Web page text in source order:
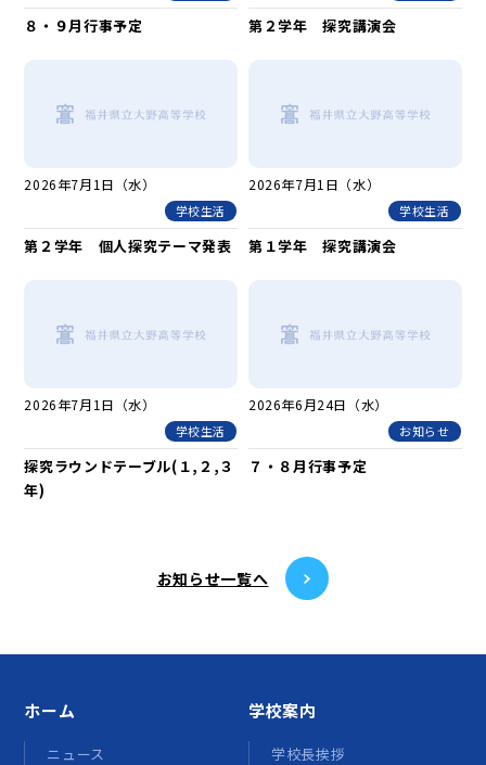
８・９月行事予定 第２学年 探究講演会
2026年7月1日（水）
学校生活
第２学年 個人探究テーマ発表
2026年7月1日（水）
学校生活
第１学年 探究講演会
2026年7月1日（水）
学校生活
探究ラウンドテーブル(１,２,３
年)
2026年6月24日（水）
お知らせ
７・８月行事予定
お知らせ⼀覧へ
ホーム
ニュース
学校案内
学校長挨拶